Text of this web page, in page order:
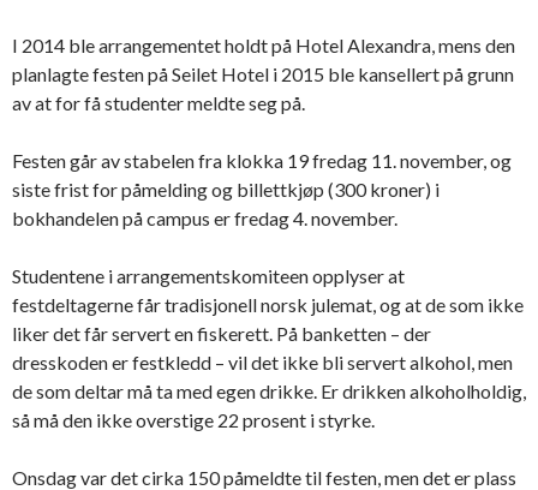
I 2014 ble arrangementet holdt på Hotel Alexandra, mens den
planlagte festen på Seilet Hotel i 2015 ble kansellert på grunn
av at for få studenter meldte seg på.
Festen går av stabelen fra klokka 19 fredag 11. november, og
siste frist for påmelding og billettkjøp (300 kroner) i
bokhandelen på campus er fredag 4. november.
Studentene i arrangementskomiteen opplyser at
festdeltagerne får tradisjonell norsk julemat, og at de som ikke
liker det får servert en fiskerett. På banketten – der
dresskoden er festkledd – vil det ikke bli servert alkohol, men
de som deltar må ta med egen drikke. Er drikken alkoholholdig,
så må den ikke overstige 22 prosent i styrke.
Onsdag var det cirka 150 påmeldte til festen, men det er plass